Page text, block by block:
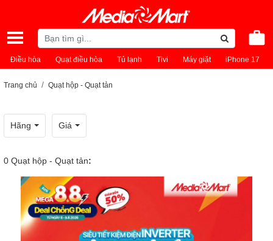
Điều hòa Quạt điều hòa Tủ lạnh Tivi Máy giặt iPhone 17
Trang chủ Quạt hộp - Quạt tản
Hãng Giá
0 Quạt hộp - Quạt tản: